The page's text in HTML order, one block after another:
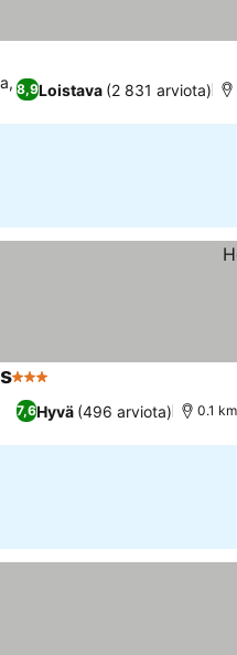
8,9Loistava (2 831 arviota)
3 Tähtiluokitus
7,6Hyvä (496 arviota) 0.1